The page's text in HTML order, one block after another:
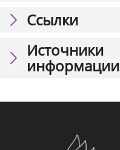
Ссылки
Источники
информации